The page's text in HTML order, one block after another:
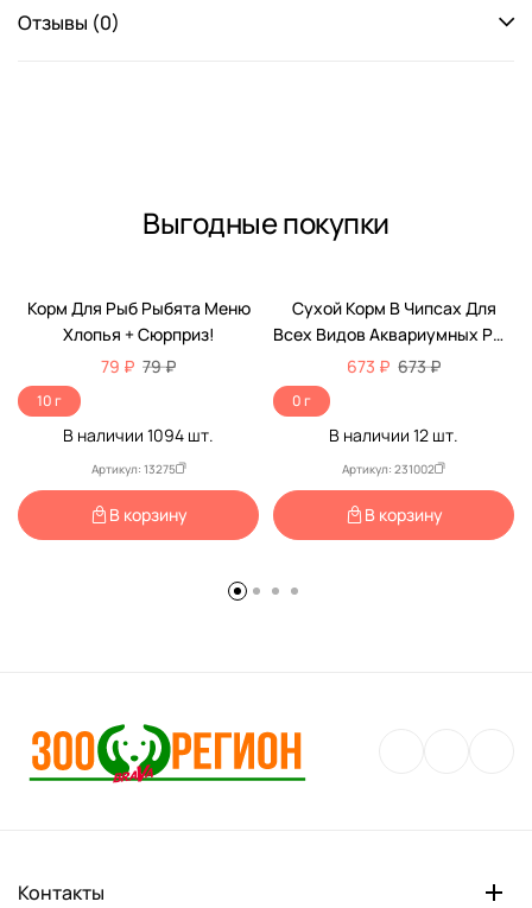
Отзывы (0)
Выгодные покупки
Корм Для Рыб Рыбята Меню
Хлопья + Сюрприз!
79 ₽ 79 ₽
10 г
В наличии 1094 шт.
Артикул: 13275
В корзину
Сухой Корм В Чипсах Для
Всех Видов Аквариумных Рыб
Tetra (Тетра) PRO Energy Для
Дополнительной Энергии И
Повышения Жизненных Сил
Баночка 300мл (250мл + 20%
БОНУС)
673 ₽ 673 ₽
0 г
В наличии 12 шт.
Артикул: 231002
В корзину
Контакты